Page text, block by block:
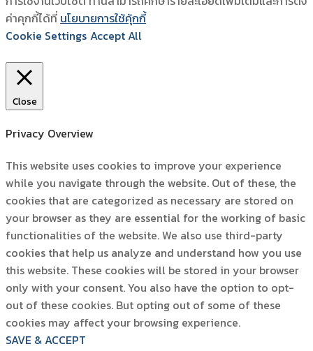
ค่าคุกกี้ได้ที่ นโยบายการใช้คุ้กกี้
Cookie Settings Accept All
Close
Privacy Overview
This website uses cookies to improve your experience
while you navigate through the website. Out of these, the
cookies that are categorized as necessary are stored on
your browser as they are essential for the working of basic
functionalities of the website. We also use third-party
cookies that help us analyze and understand how you use
this website. These cookies will be stored in your browser
only with your consent. You also have the option to opt-
out of these cookies. But opting out of some of these
cookies may affect your browsing experience.
SAVE & ACCEPT